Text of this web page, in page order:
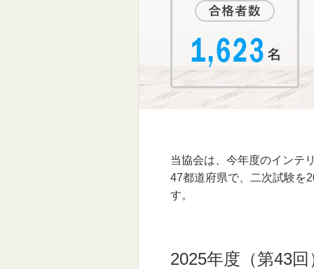
当協会は、今年度のインテ
47都道府県で、二次試験を
す。
2025年度（第43